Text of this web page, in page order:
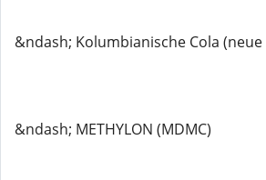
&ndash; Kolumbianische Cola (neue
&ndash; METHYLON (MDMC)